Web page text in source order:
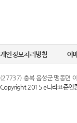
개인정보처리방침 이
(27737) 충북 음성군 맹동면
Copyright 2015 e나라표준인